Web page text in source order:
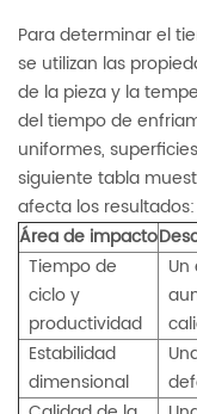
Para determinar el
se utilizan las
de la pieza y la
del tiempo de
uniformes,
siguiente tabla
afecta los resultados:
Área de impacto
Tiempo de
ciclo y
productividad
Estabilidad
dimensional